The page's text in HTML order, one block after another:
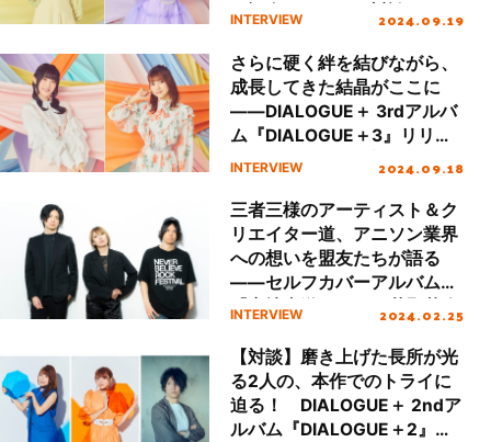
ス記念スペシャル対談
つ×田淵智也
INTERVIEW 2024.09.19
さらに硬く絆を結びながら、
成長してきた結晶がここに
――DIALOGUE＋ 3rdアルバ
ム『DIALOGUE＋3』リリー
ス記念スペシャル対談
花×田淵智也
INTERVIEW 2024.09.18
三者三様のアーティスト＆ク
リエイター道、アニソン業界
への想いを盟友たちが語る
――セルフカバーアルバム
『産地直送Vol.01』草野華余
シャル鼎談
INTERVIEW 2024.02.25
【対談】磨き上げた長所が光
る2人の、本作でのトライに
迫る！ DIALOGUE＋ 2ndア
ルバム『DIALOGUE＋2』リ